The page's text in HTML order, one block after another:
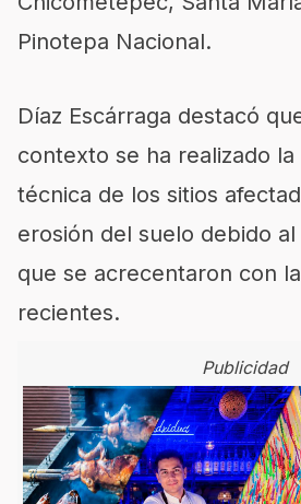
Pinotepa Nacional.
Díaz Escárraga destacó
contexto se ha realizado la
técnica de los sitios
erosión del suelo debido
que se acrecentaron con
recientes.
Publicidad